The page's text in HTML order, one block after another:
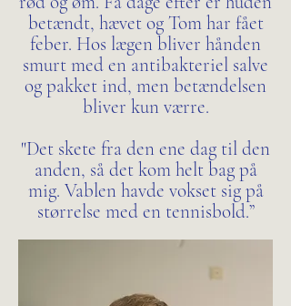
betændt, hævet og Tom har fået
feber. Hos lægen bliver hånden
smurt med en antibakteriel salve
og pakket ind, men betændelsen
bliver kun værre.
"Det skete fra den ene dag til den
anden, så det kom helt bag på
mig. Vablen havde vokset sig på
størrelse med en tennisbold.”